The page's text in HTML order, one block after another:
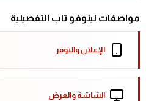
مواصفات لينوفو تاب التفصيلية
الإعلان والتوفر
الشاشة والعرض